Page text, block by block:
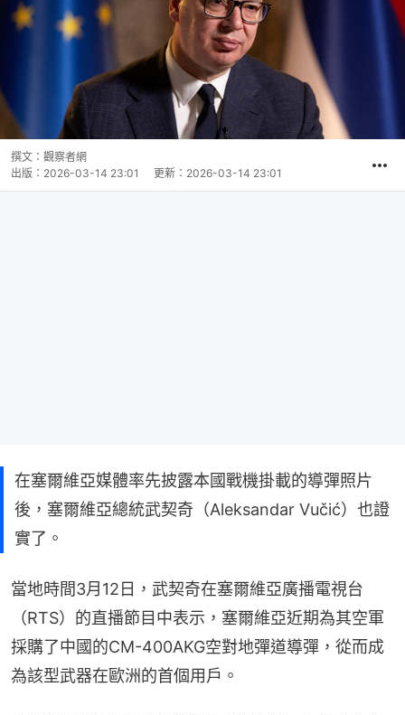
撰文： 觀察者網
出版： 2026-03-14 23:01 更新： 2026-03-14 23:01
在塞爾維亞媒體率先披露本國戰機掛載的導彈照片
後，塞爾維亞總統武契奇（Aleksandar Vučić）也證
實了。
當地時間3月12日，武契奇在塞爾維亞廣播電視台
（RTS）的直播節目中表示，塞爾維亞近期為其空軍
採購了中國的CM-400AKG空對地彈道導彈，從而成
為該型武器在歐洲的首個用戶。